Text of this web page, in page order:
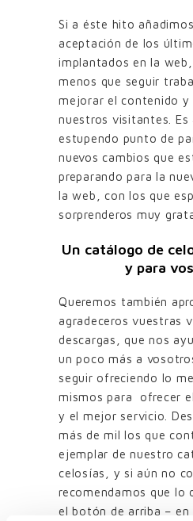
Si a éste hito
aceptación de los
implantados en la
menos que seguir
mejorar el contenido y
nuestros visitantes. Es
estupendo punto de
nuevos cambios que
preparando para la
la web, con los que
sorprenderos muy
Un catálogo de
y para
Queremos también
agradeceros vuestras
descargas, que nos
un poco más a
seguir ofreciendo lo
mismos para ofrecer
y el mejor servicio.
más de mil los que
ejemplar de nuestro
celosías, y si aún no
recomendamos que lo
el botón de arriba – en